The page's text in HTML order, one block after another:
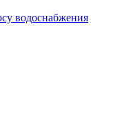
водоснабжения